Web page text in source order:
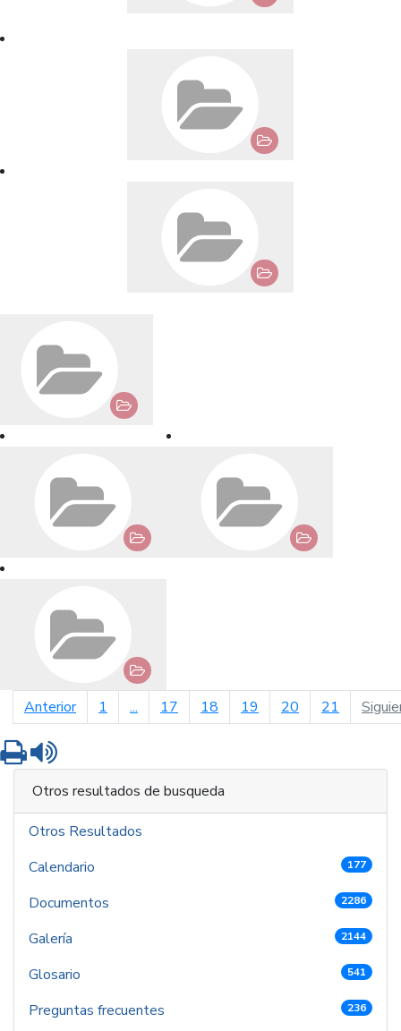
Anteriorpágina anterior
1 ... 17 18 19 20 21
Imprimir
Otros resultados de busqueda
Otros Resultados
Calendario
177
Documentos 2286
Galería 2144
Glosario 541
Preguntas frecuentes 236